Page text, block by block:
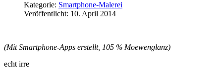
Kategorie: Smartphone-Malerei
Veröffentlicht: 10. April 2014
(Mit Smartphone-Apps erstellt, 105 % Moewenglanz)
echt irre